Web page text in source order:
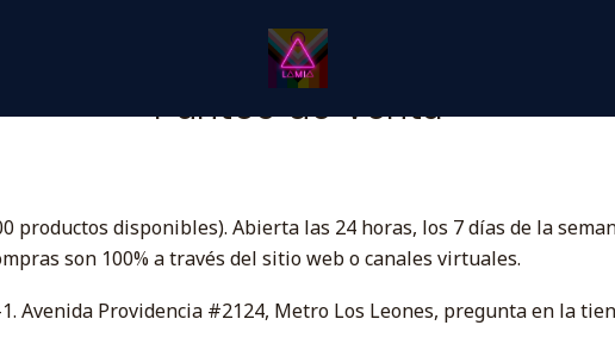
Puntos de Venta
Puntos de Venta
productos disponibles). Abierta las 24 horas, los 7 días de la
son 100% a través del sitio web o canales virtuales.
Avenida Providencia #2124, Metro Los Leones, pregunta en la